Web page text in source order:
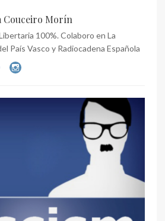
Couceiro Morín
100%. Colaboro en La
País Vasco y Radiocadena Española